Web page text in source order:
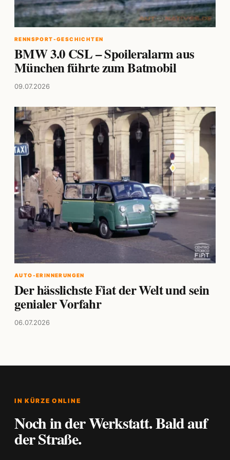
RENNSPORT-GESCHICHTEN
BMW 3.0 CSL – Spoileralarm aus
München führte zum Batmobil
09.07.2026
AUTO-ERINNERUNGEN
Der hässlichste Fiat der Welt und sein
genialer Vorfahr
06.07.2026
IN KÜRZE ONLINE
Noch in der Werkstatt. Bald auf
der Straße.